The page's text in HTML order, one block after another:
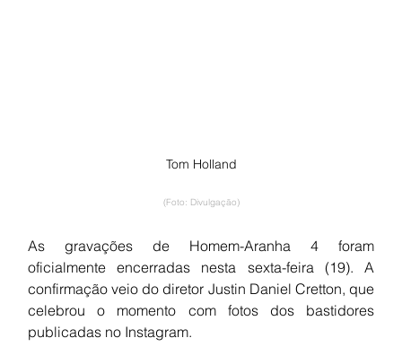
Tom Holland
(Foto: Divulgação)
As gravações de Homem-Aranha 4 foram
oficialmente encerradas nesta sexta-feira (19). A
confirmação veio do diretor Justin Daniel Cretton, que
celebrou o momento com fotos dos bastidores
publicadas no Instagram.